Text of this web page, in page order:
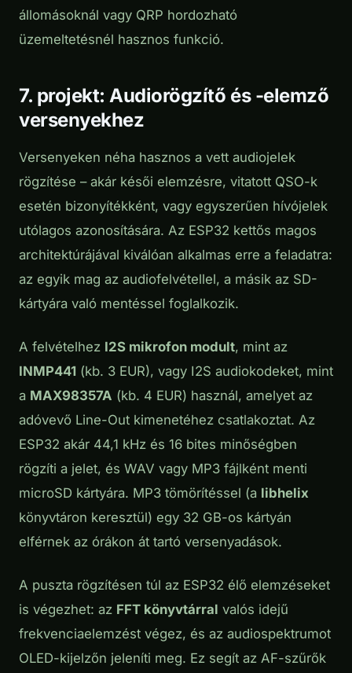
állomásoknál vagy QRP hordozható
üzemeltetésnél hasznos funkció.
7. projekt: Audiorögzítő és -elemző
versenyekhez
Versenyeken néha hasznos a vett audiojelek
rögzítése – akár késői elemzésre, vitatott QSO-k
esetén bizonyítékként, vagy egyszerűen hívójelek
utólagos azonosítására. Az ESP32 kettős magos
architektúrájával kiválóan alkalmas erre a feladatra:
az egyik mag az audiofelvétellel, a másik az SD-
kártyára való mentéssel foglalkozik.
A felvételhez I2S mikrofon modult, mint az
INMP441 (kb. 3 EUR), vagy I2S audiokodeket, mint
a MAX98357A (kb. 4 EUR) használ, amelyet az
adóvevő Line-Out kimenetéhez csatlakoztat. Az
ESP32 akár 44,1 kHz és 16 bites minőségben
rögzíti a jelet, és WAV vagy MP3 fájlként menti
microSD kártyára. MP3 tömörítéssel (a libhelix
könyvtáron keresztül) egy 32 GB-os kártyán
elférnek az órákon át tartó versenyadások.
A puszta rögzítésen túl az ESP32 élő elemzéseket
is végezhet: az FFT könyvtárral valós idejű
frekvenciaelemzést végez, és az audiospektrumot
OLED-kijelzőn jeleníti meg. Ez segít az AF-szűrők